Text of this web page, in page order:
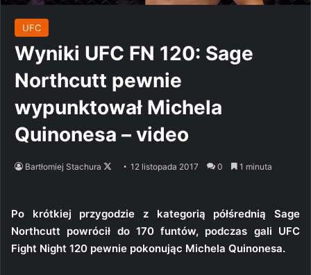
UFC
Wyniki UFC FN 120: Sage
Northcutt pewnie
wypunktował Michela
Quinonesa – video
Bartłomiej Stachura
Follow12 listopada 2017 0 1 minuta
Po krótkiej przygodzie z kategorią półśrednią Sage
Northcutt powrócił do 170 funtów, podczas gali UFC
Fight Night 120 pewnie pokonując Michela Quinonesa.